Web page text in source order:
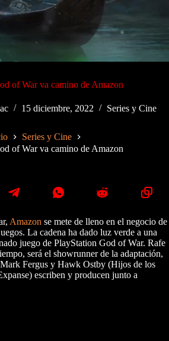
of War va camino de Amazon
15 diciembre, 2022 Series y Cine
Series y Cine
of War va camino de Amazon
Amazon se mete de lleno en el negocio de
La cadena ha dado luz verde a una
juego de PlayStation God of War. Rafe
será el showrunner de la adaptación,
Fergus y Hawk Ostby (Hijos de los
escriben y producen junto a